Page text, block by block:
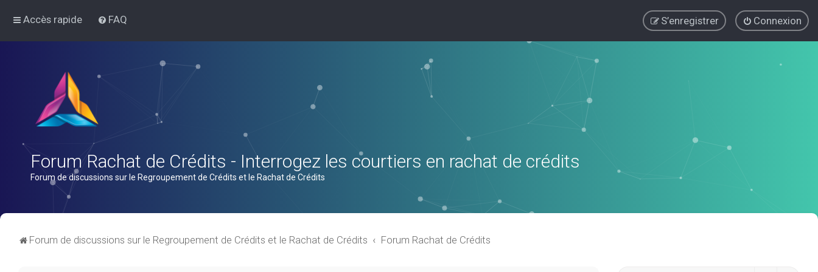
Accès rapide FAQ Connexion
S’enregistrer
Forum Rachat de Crédits - Interrogez les courtiers en rachat de crédits
Forum de discussions sur le Regroupement de Crédits et le Rachat de Crédits
Forum de discussions sur le Regroupement de Crédits et le Rachat de Crédits Forum Rachat de Crédits